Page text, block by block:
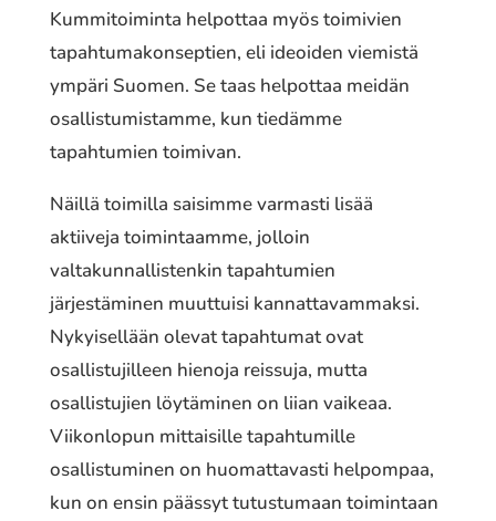
Kummitoiminta helpottaa myös toimivien
tapahtumakonseptien, eli ideoiden viemistä
ympäri Suomen. Se taas helpottaa meidän
osallistumistamme, kun tiedämme
tapahtumien toimivan.
Näillä toimilla saisimme varmasti lisää
aktiiveja toimintaamme, jolloin
valtakunnallistenkin tapahtumien
järjestäminen muuttuisi kannattavammaksi.
Nykyisellään olevat tapahtumat ovat
osallistujilleen hienoja reissuja, mutta
osallistujien löytäminen on liian vaikeaa.
Viikonlopun mittaisille tapahtumille
osallistuminen on huomattavasti helpompaa,
kun on ensin päässyt tutustumaan toimintaan